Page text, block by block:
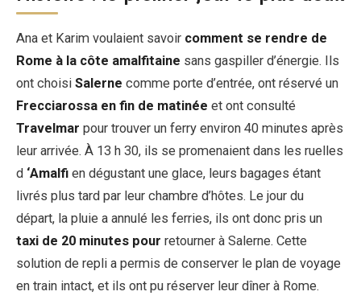
Ana et Karim voulaient savoir comment se rendre de
Rome à la côte amalfitaine sans gaspiller d’énergie. Ils
ont choisi Salerne comme porte d’entrée, ont réservé un
Frecciarossa en fin de matinée et ont consulté
Travelmar pour trouver un ferry environ 40 minutes après
leur arrivée. À 13 h 30, ils se promenaient dans les ruelles
d ‘Amalfi en dégustant une glace, leurs bagages étant
livrés plus tard par leur chambre d’hôtes. Le jour du
départ, la pluie a annulé les ferries, ils ont donc pris un
taxi de 20 minutes pour retourner à Salerne. Cette
solution de repli a permis de conserver le plan de voyage
en train intact, et ils ont pu réserver leur dîner à Rome.